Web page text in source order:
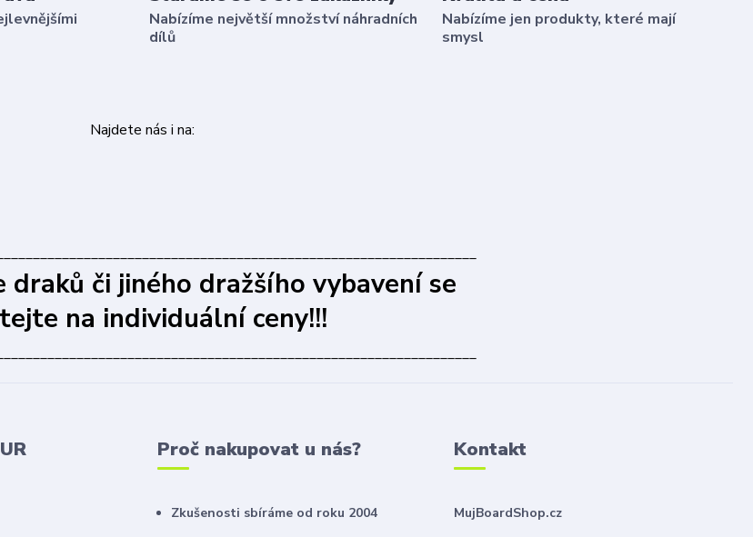
Nabízíme největší množství náhradních
dílů
Nabízíme jen produkty, které mají
smysl
Najdete nás i na:
draků či jiného dražšího vybavení se
na individuální ceny!!!
Proč nakupovat u nás?
Zkušenosti sbíráme od roku 2004
Kontakt
MujBoardShop.cz